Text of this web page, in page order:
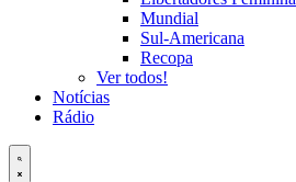
Mundial
Sul-Americana
Recopa
Ver todos!
Notícias
Rádio